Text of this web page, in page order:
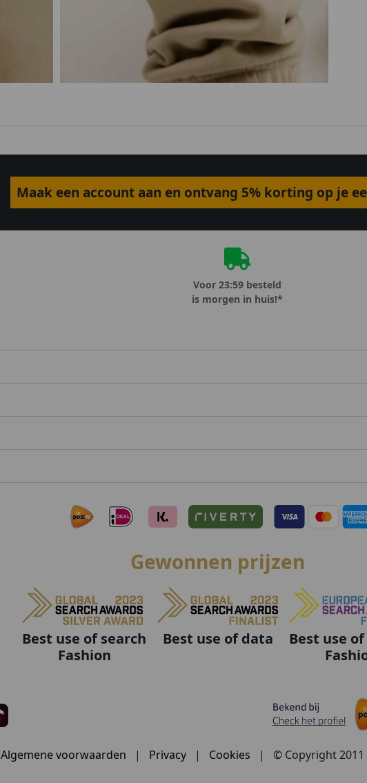
Maak een account aan en ontvang 5% korting op je
Voor 23:59 besteld
is morgen in huis!*
Gewonnen prijzen
Best use of search
Fashion
Best use of data
Best use
Algemene voorwaarden | Privacy | Cookies | © Copyright 2011